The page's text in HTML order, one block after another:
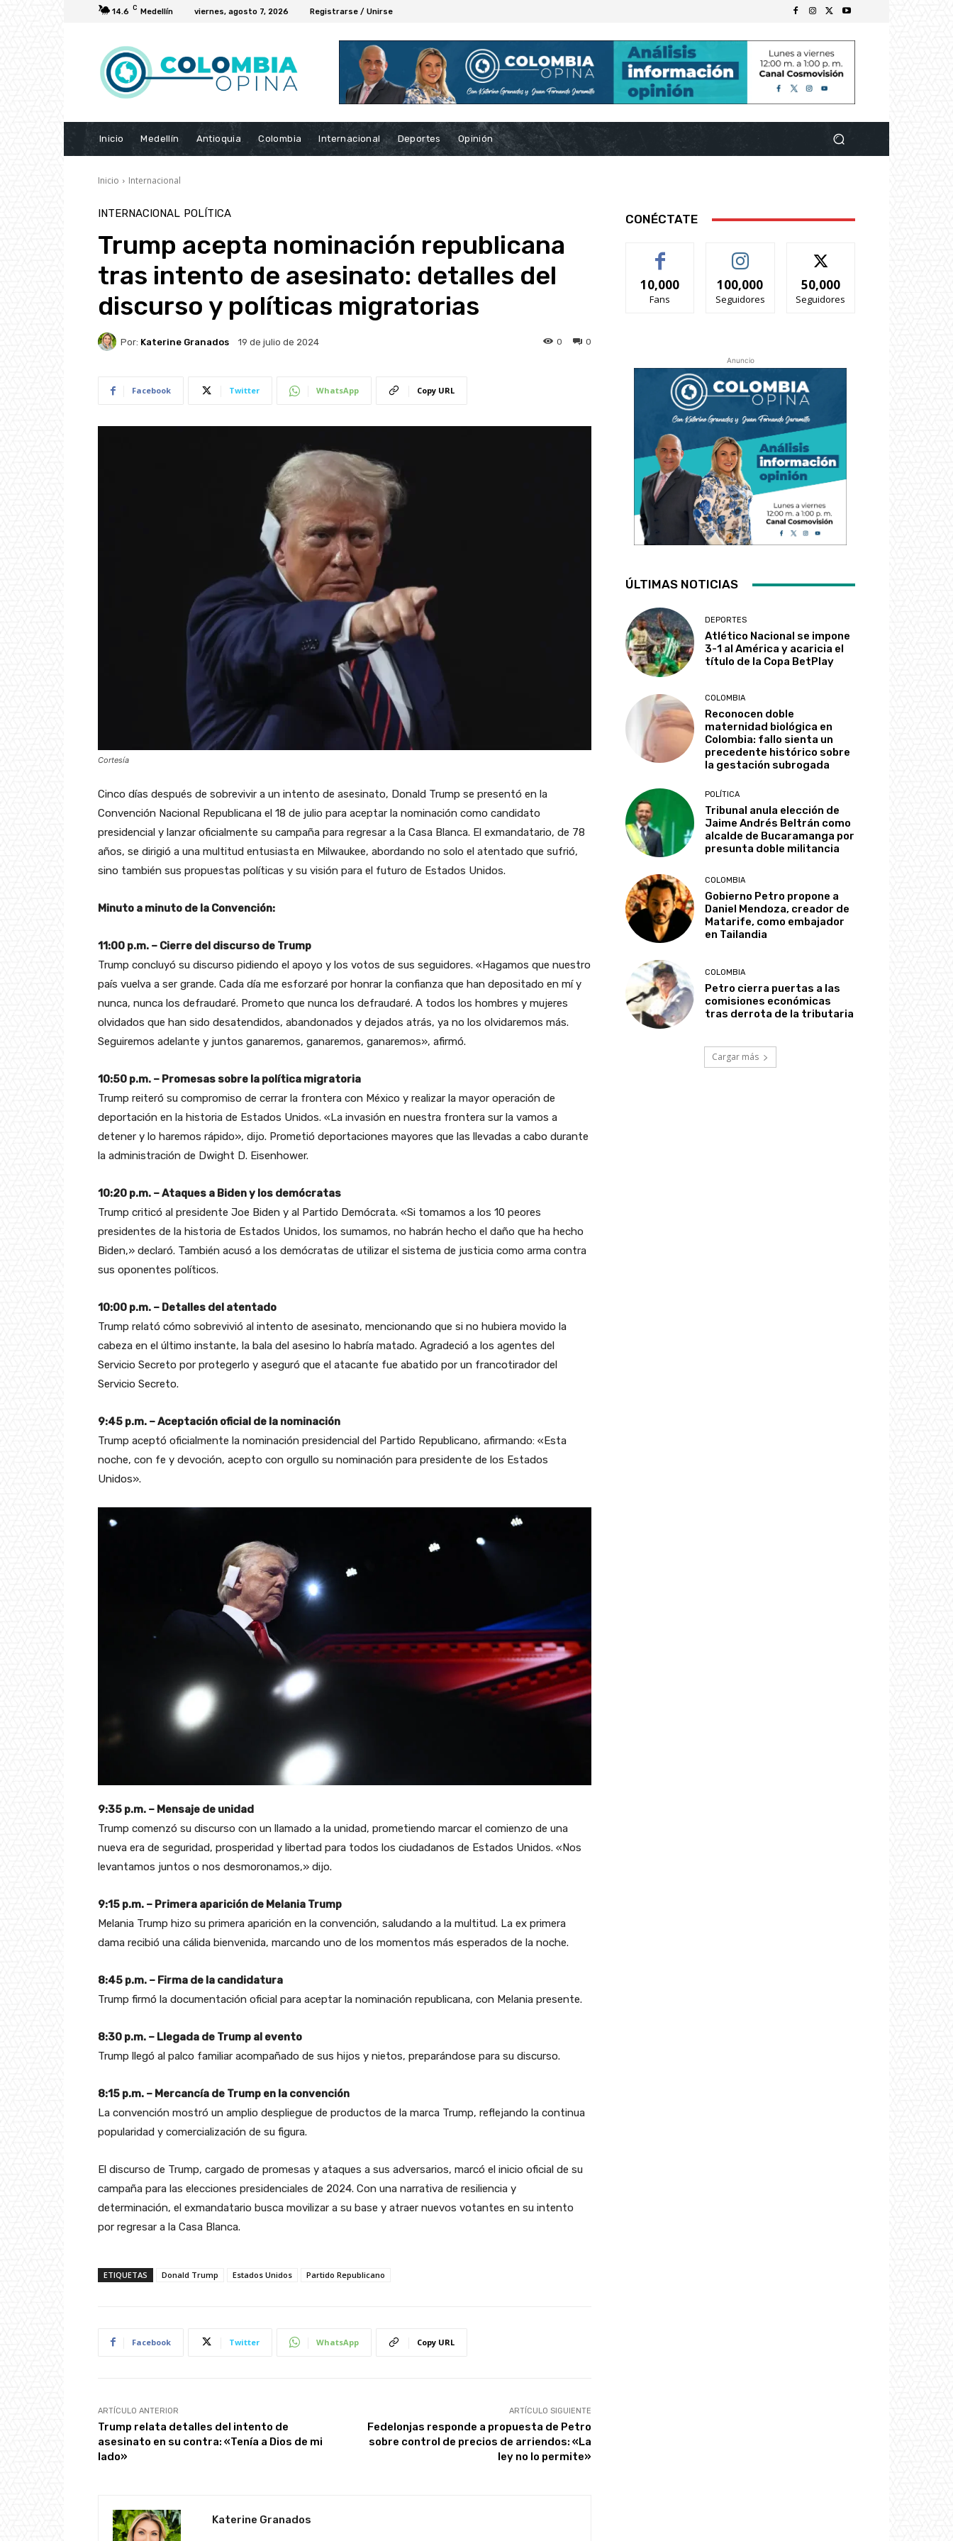
14.6 C Medellín viernes, agosto 7, 2026 Registrarse / Unirse
Inicio Medellín Antioquia Colombia Internacional Deportes Opinión
Inicio Internacional
INTERNACIONAL POLÍTICA
Trump acepta nominación republicana
tras intento de asesinato: detalles del
discurso y políticas migratorias
Por: Katerine Granados 19 de julio de 2024 0
0
Facebook Twitter WhatsApp Copy URL
Cortesía
Cinco días después de sobrevivir a un intento de asesinato, Donald Trump se presentó en la
Convención Nacional Republicana el 18 de julio para aceptar la nominación como candidato
presidencial y lanzar oficialmente su campaña para regresar a la Casa Blanca. El exmandatario, de 78
años, se dirigió a una multitud entusiasta en Milwaukee, abordando no solo el atentado que sufrió,
sino también sus propuestas políticas y su visión para el futuro de Estados Unidos.
Minuto a minuto de la Convención:
11:00 p.m. – Cierre del discurso de Trump
Trump concluyó su discurso pidiendo el apoyo y los votos de sus seguidores. «Hagamos que nuestro
país vuelva a ser grande. Cada día me esforzaré por honrar la confianza que han depositado en mí y
nunca, nunca los defraudaré. Prometo que nunca los defraudaré. A todos los hombres y mujeres
olvidados que han sido desatendidos, abandonados y dejados atrás, ya no los olvidaremos más.
Seguiremos adelante y juntos ganaremos, ganaremos, ganaremos», afirmó.
10:50 p.m. – Promesas sobre la política migratoria
Trump reiteró su compromiso de cerrar la frontera con México y realizar la mayor operación de
deportación en la historia de Estados Unidos. «La invasión en nuestra frontera sur la vamos a
detener y lo haremos rápido», dijo. Prometió deportaciones mayores que las llevadas a cabo durante
la administración de Dwight D. Eisenhower.
10:20 p.m. – Ataques a Biden y los demócratas
Trump criticó al presidente Joe Biden y al Partido Demócrata. «Si tomamos a los 10 peores
presidentes de la historia de Estados Unidos, los sumamos, no habrán hecho el daño que ha hecho
Biden,» declaró. También acusó a los demócratas de utilizar el sistema de justicia como arma contra
sus oponentes políticos.
10:00 p.m. – Detalles del atentado
Trump relató cómo sobrevivió al intento de asesinato, mencionando que si no hubiera movido la
cabeza en el último instante, la bala del asesino lo habría matado. Agradeció a los agentes del
Servicio Secreto por protegerlo y aseguró que el atacante fue abatido por un francotirador del
Servicio Secreto.
9:45 p.m. – Aceptación oficial de la nominación
Trump aceptó oficialmente la nominación presidencial del Partido Republicano, afirmando: «Esta
noche, con fe y devoción, acepto con orgullo su nominación para presidente de los Estados
Unidos».
9:35 p.m. – Mensaje de unidad
Trump comenzó su discurso con un llamado a la unidad, prometiendo marcar el comienzo de una
nueva era de seguridad, prosperidad y libertad para todos los ciudadanos de Estados Unidos. «Nos
levantamos juntos o nos desmoronamos,» dijo.
9:15 p.m. – Primera aparición de Melania Trump
Melania Trump hizo su primera aparición en la convención, saludando a la multitud. La ex primera
dama recibió una cálida bienvenida, marcando uno de los momentos más esperados de la noche.
8:45 p.m. – Firma de la candidatura
Trump firmó la documentación oficial para aceptar la nominación republicana, con Melania presente.
8:30 p.m. – Llegada de Trump al evento
Trump llegó al palco familiar acompañado de sus hijos y nietos, preparándose para su discurso.
8:15 p.m. – Mercancía de Trump en la convención
La convención mostró un amplio despliegue de productos de la marca Trump, reflejando la continua
popularidad y comercialización de su figura.
El discurso de Trump, cargado de promesas y ataques a sus adversarios, marcó el inicio oficial de su
campaña para las elecciones presidenciales de 2024. Con una narrativa de resiliencia y
determinación, el exmandatario busca movilizar a su base y atraer nuevos votantes en su intento
por regresar a la Casa Blanca.
ETIQUETAS Donald Trump Estados Unidos Partido Republicano
Facebook Twitter WhatsApp Copy URL
ARTÍCULO ANTERIOR
Trump relata detalles del intento de
asesinato en su contra: «Tenía a Dios de mi
lado»
ARTÍCULO SIGUIENTE
Fedelonjas responde a propuesta de Petro
sobre control de precios de arriendos: «La
ley no lo permite»
Katerine Granados
CONÉCTATE
10,000
Fans
100,000
Seguidores
50,000
Seguidores
Anuncio
ÚLTIMAS NOTICIAS
DEPORTES
Atlético Nacional se impone
3-1 al América y acaricia el
título de la Copa BetPlay
COLOMBIA
Reconocen doble
maternidad biológica en
Colombia: fallo sienta un
precedente histórico sobre
la gestación subrogada
POLÍTICA
Tribunal anula elección de
Jaime Andrés Beltrán como
alcalde de Bucaramanga por
presunta doble militancia
COLOMBIA
Gobierno Petro propone a
Daniel Mendoza, creador de
Matarife, como embajador
en Tailandia
COLOMBIA
Petro cierra puertas a las
comisiones económicas
tras derrota de la tributaria
Cargar más